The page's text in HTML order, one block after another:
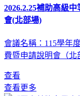
2026.2.25補助高級
會(北部場)
會議名稱：115學年
費暨申請說明會（北
查看
查看更多